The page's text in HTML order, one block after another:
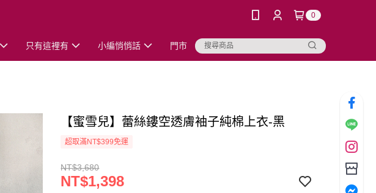
0
只有這裡有 小編悄悄話 門市
【蜜雪兒】蕾絲鏤空透膚袖子純棉上衣-黑
超取滿NT$399免運
NT$3,680
NT$1,398